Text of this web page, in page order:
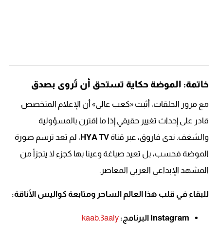
خاتمة: الموضة حكاية تستحق أن تُروى بصدق
مع مرور الحلقات، أثبت «كعب عالي» أن الإعلام المتخصص
قادر على إحداث تغيير حقيقي إذا ما اقترن بالمسؤولية
والشغف. ندى فاروق، عبر قناة HYA TV ، لم تعد ترسم صورة
الموضة فحسب، بل تعيد صياغة وعينا بها كجزء لا يتجزأ من
المشهد الإبداعي العربي المعاصر.
للبقاء في قلب هذا العالم الساحر ومتابعة كواليس الأناقة:
Instagram البرنامج: kaab.3aaly